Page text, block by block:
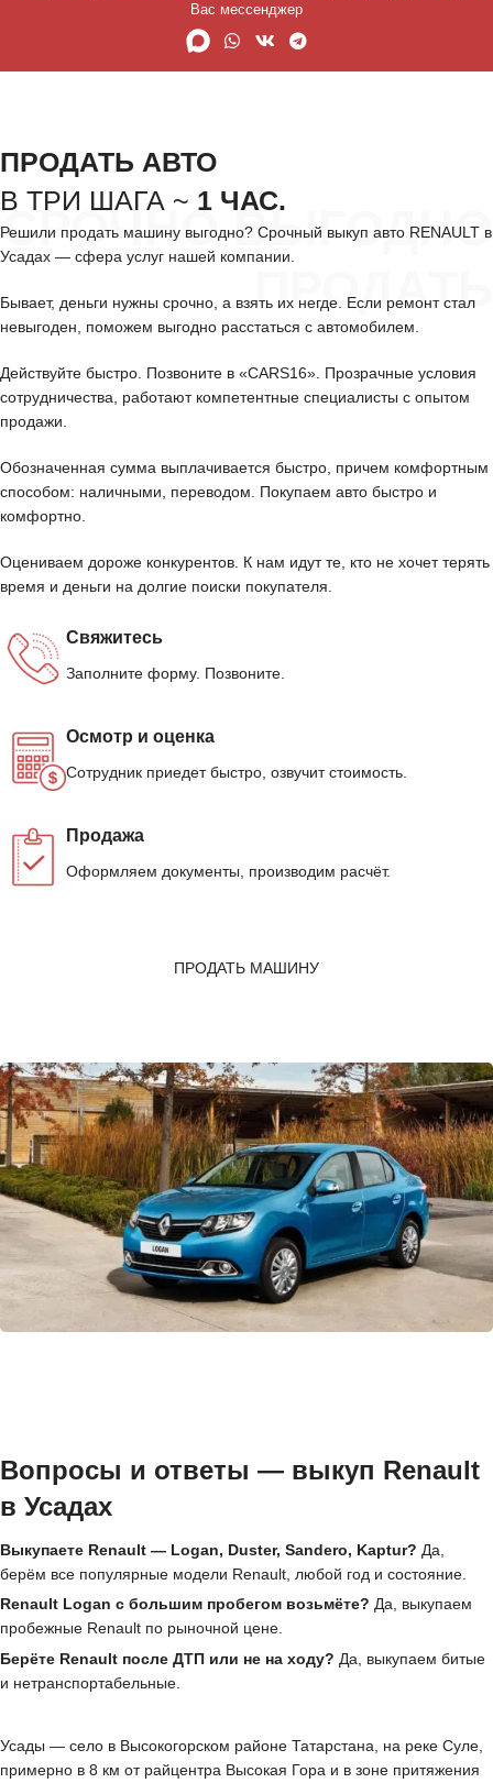
Вас мессенджер
СРОЧНО ВЫГОДНО
ПРОДАТЬ
ПРОДАТЬ АВТО
В ТРИ ШАГА ~ 1 ЧАС.
Решили продать машину выгодно? Срочный выкуп авто RENAULT в
Усадах — сфера услуг нашей компании.
Бывает, деньги нужны срочно, а взять их негде. Если ремонт стал
невыгоден, поможем выгодно расстаться с автомобилем.
Действуйте быстро. Позвоните в «CARS16». Прозрачные условия
сотрудничества, работают компетентные специалисты с опытом
продажи.
Обозначенная сумма выплачивается быстро, причем комфортным
способом: наличными, переводом. Покупаем авто быстро и
комфортно.
Оцениваем дороже конкурентов. К нам идут те, кто не хочет терять
время и деньги на долгие поиски покупателя.
Свяжитесь
Заполните форму. Позвоните.
Осмотр и оценка
Сотрудник приедет быстро, озвучит стоимость.
Продажа
Оформляем документы, производим расчёт.
ПРОДАТЬ МАШИНУ
Вопросы и ответы — выкуп Renault
в Усадах
Выкупаете Renault — Logan, Duster, Sandero, Kaptur? Да,
берём все популярные модели Renault, любой год и состояние.
Renault Logan с большим пробегом возьмёте? Да, выкупаем
пробежные Renault по рыночной цене.
Берёте Renault после ДТП или не на ходу? Да, выкупаем битые
и нетранспортабельные.
Усады — село в Высокогорском районе Татарстана, на реке Суле,
примерно в 8 км от райцентра Высокая Гора и в зоне притяжения